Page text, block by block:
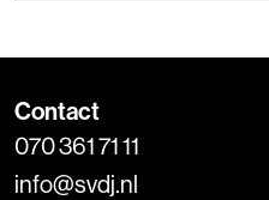
Contact
070 361 71 11
info@svdj.nl